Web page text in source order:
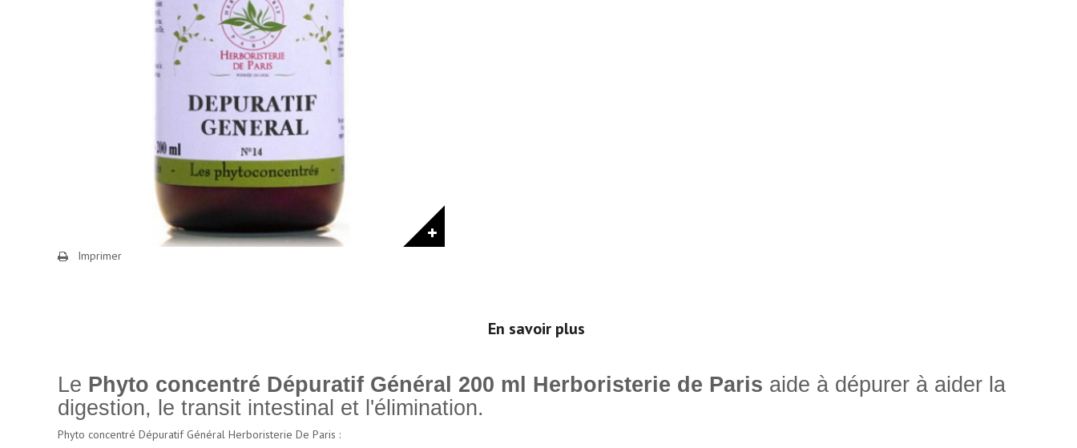
Imprimer
En savoir plus
Le Phyto concentré Dépuratif Général 200 ml Herboristerie de Paris aide à dépurer à aider la
digestion, le transit intestinal et l'élimination.
Phyto concentré Dépuratif Général Herboristerie De Paris :